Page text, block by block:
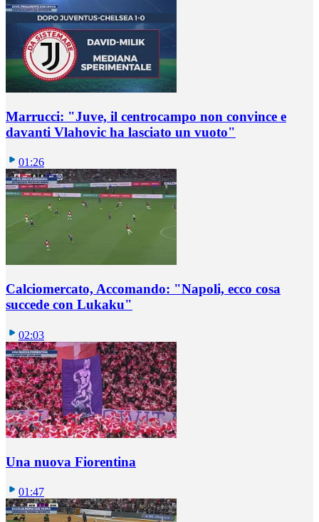
Marrucci: "Juve, il centrocampo non convince e
davanti Vlahovic ha lasciato un vuoto"
01:26
Calciomercato, Accomando: "Napoli, ecco cosa
succede con Lukaku"
02:03
Una nuova Fiorentina
01:47